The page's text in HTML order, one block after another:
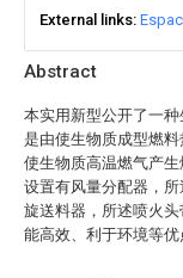
Abstract
本实用新型公开了一
是由使生物质成型燃
使生物质高温燃气产
设置有风量分配器，
旋送料器，所述喷火
能高效、利于环境等优
External links